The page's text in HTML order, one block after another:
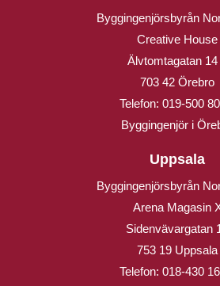
Byggingenjörsbyrån
Creative House
Älvtomtagatan 14
703 42 Örebro
Telefon: 019-500
Byggingenjör i
Uppsala
Byggingenjörsbyrån
Arena Magasin
Sidenvävargatan
753 19 Uppsala
Telefon: 018-430